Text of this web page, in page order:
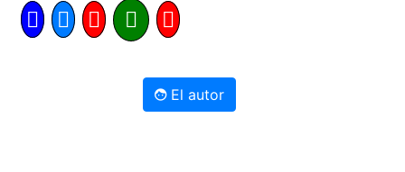
El autor